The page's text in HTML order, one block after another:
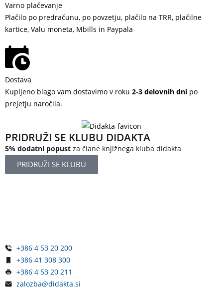
Varno plačevanje
Plačilo po predračunu, po povzetju, plačilo na TRR, plačilne
kartice, Valu moneta, Mbills in Paypala
Dostava
Kupljeno blago vam dostavimo v roku 2-3 delovnih dni po
prejetju naročila.
PRIDRUŽI SE KLUBU DIDAKTA
5% dodatni popust za člane knjižnega kluba didakta
PRIDRUŽI SE KLUBU
+386 4 53 20 200
+386 41 308 300
+386 4 53 20 211
zalozba@didakta.si